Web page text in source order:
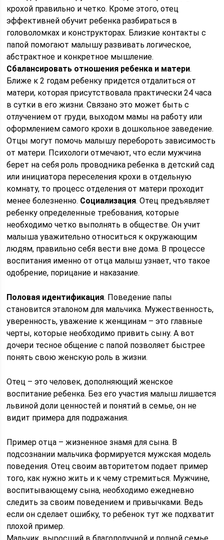
крохой правильно и четко. Кроме этого, отец
эффективней обучит ребенка разбираться в
головоломках и конструкторах. Близкие контакты с
папой помогают малышу развивать логическое,
абстрактное и конкретное мышление.
Сбалансировать отношения ребенка и матери.
Ближе к 2 годам ребенку придется отдалиться от
матери, которая присутствовала практически 24 часа
в сутки в его жизни. Связано это может быть с
отлучением от груди, выходом мамы на работу или
оформлением самого крохи в дошкольное заведение.
Отцы могут помочь малышу перебороть зависимость
от матери. Психологи отмечают, что если мужчина
берет на себя роль проводника ребенка в детский сад
или инициатора переселения крохи в отдельную
комнату, то процесс отделения от матери проходит
менее болезненно. Социализация. Отец предъявляет
ребенку определенные требования, которые
необходимо четко выполнять в обществе. Он учит
малыша уважительно относиться к окружающим
людям, правильно себя вести вне дома. В процессе
воспитания именно от отца малыш узнает, что такое
одобрение, порицание и наказание.
Половая идентификация. Поведение папы
становится эталоном для мальчика. Мужественность,
уверенность, уважение к женщинам – это главные
черты, которые необходимо привить сыну. А вот
дочери тесное общение с папой позволяет быстрее
понять свою женскую роль в жизни.
Отец – это человек, дополняющий женское
воспитание ребенка. Без его участия малыш лишается
львиной доли ценностей и понятий в семье, он не
видит примера для подражания.
Пример отца – жизненное знамя для сына. В
подсознании мальчика формируется мужская модель
поведения. Отец своим авторитетом подает пример
того, как нужно жить и к чему стремиться. Мужчине,
воспитывающему сына, необходимо ежедневно
следить за своим поведением и привычками. Ведь
если он сделает ошибку, то ребенок тут же подхватит
плохой пример.